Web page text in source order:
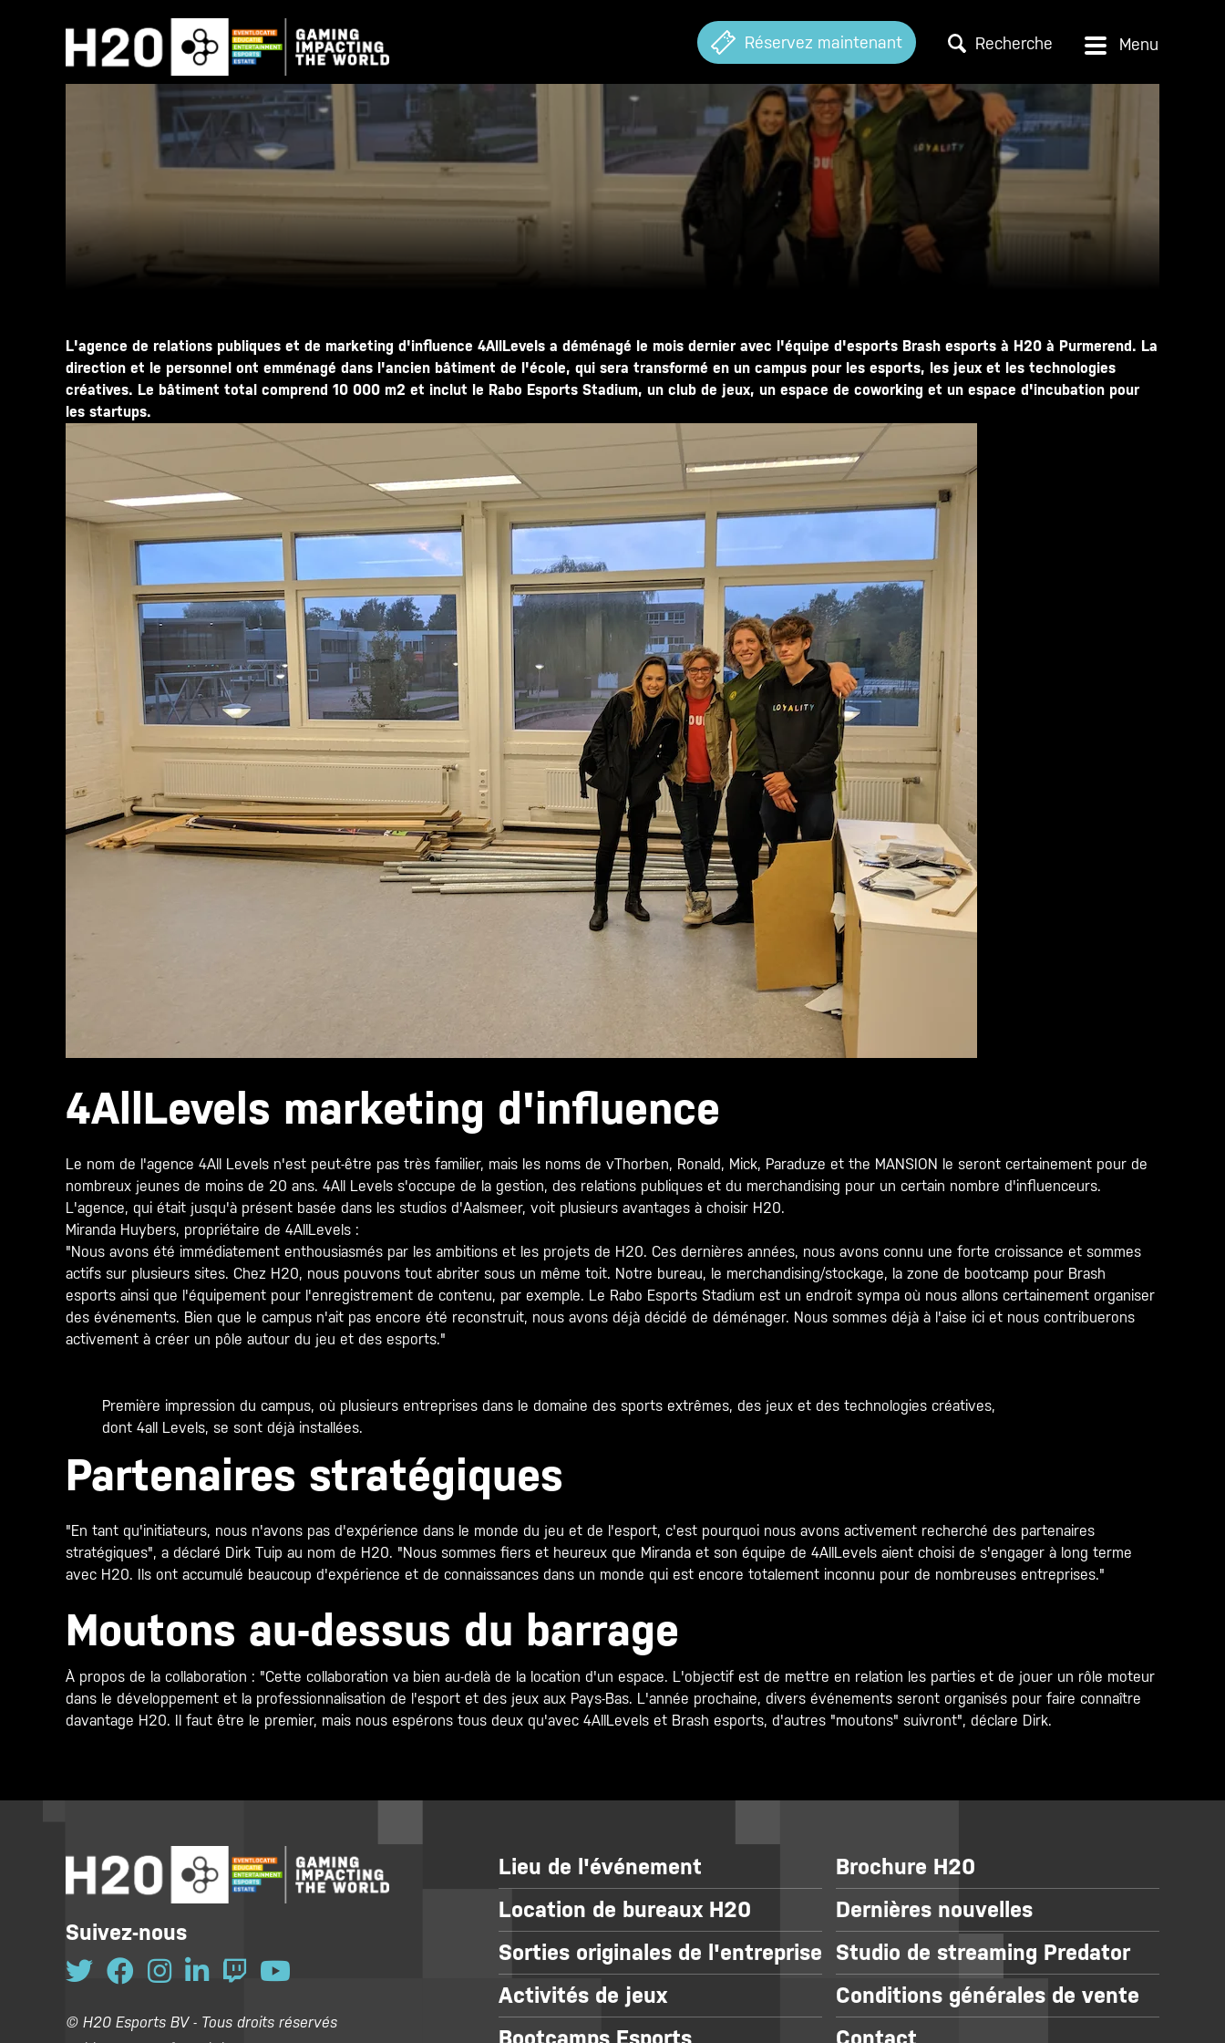
Réservez maintenant Recherche
L'agence de relations publiques et de marketing d'influence 4AllLevels a déménagé le mois dernier avec l'équipe d'esports Brash esports à H20 à Purmerend. La
direction et le personnel ont emménagé dans l'ancien bâtiment de l'école, qui sera transformé en un campus pour les esports, les jeux et les technologies
créatives. Le bâtiment total comprend 10 000 m2 et inclut le Rabo Esports Stadium, un club de jeux, un espace de coworking et un espace d'incubation pour
les startups.
4AllLevels marketing d'influence
Le nom de l'agence 4All Levels n'est peut-être pas très familier, mais les noms de vThorben, Ronald, Mick, Paraduze et the MANSION le seront certainement pour de
nombreux jeunes de moins de 20 ans. 4All Levels s'occupe de la gestion, des relations publiques et du merchandising pour un certain nombre d'influenceurs.
L'agence, qui était jusqu'à présent basée dans les studios d'Aalsmeer, voit plusieurs avantages à choisir H20.
Miranda Huybers, propriétaire de 4AllLevels :
"Nous avons été immédiatement enthousiasmés par les ambitions et les projets de H20. Ces dernières années, nous avons connu une forte croissance et sommes
actifs sur plusieurs sites. Chez H20, nous pouvons tout abriter sous un même toit. Notre bureau, le merchandising/stockage, la zone de bootcamp pour Brash
esports ainsi que l'équipement pour l'enregistrement de contenu, par exemple. Le Rabo Esports Stadium est un endroit sympa où nous allons certainement organiser
des événements. Bien que le campus n'ait pas encore été reconstruit, nous avons déjà décidé de déménager. Nous sommes déjà à l'aise ici et nous contribuerons
activement à créer un pôle autour du jeu et des esports."
Première impression du campus, où plusieurs entreprises dans le domaine des sports extrêmes, des jeux et des technologies créatives,
dont 4all Levels, se sont déjà installées.
Partenaires stratégiques
"En tant qu'initiateurs, nous n'avons pas d'expérience dans le monde du jeu et de l'esport, c'est pourquoi nous avons activement recherché des partenaires
stratégiques", a déclaré Dirk Tuip au nom de H20. "Nous sommes fiers et heureux que Miranda et son équipe de 4AllLevels aient choisi de s'engager à long terme
avec H20. Ils ont accumulé beaucoup d'expérience et de connaissances dans un monde qui est encore totalement inconnu pour de nombreuses entreprises."
Moutons au-dessus du barrage
À propos de la collaboration : "Cette collaboration va bien au-delà de la location d'un espace. L'objectif est de mettre en relation les parties et de jouer un rôle moteur
dans le développement et la professionnalisation de l'esport et des jeux aux Pays-Bas. L'année prochaine, divers événements seront organisés pour faire connaître
davantage H20. Il faut être le premier, mais nous espérons tous deux qu'avec 4AllLevels et Brash esports, d'autres "moutons" suivront", déclare Dirk.
Suivez-nous
© H20 Esports BV - Tous droits réservés
Lieu de l'événement
Location de bureaux H20
Sorties originales de l'entreprise
Activités de jeux
Brochure H20
Dernières nouvelles
Studio de streaming Predator
Conditions générales de vente